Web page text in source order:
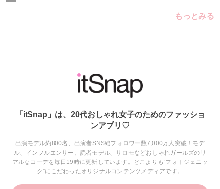
もっとみる
「itSnap」は、20代おしゃれ女子のためのファッショ
ンアプリ♡
出演モデル約800名、出演者SNS総フォロワー数7,000万人突破！モデ
ル、インフルエンサー、読者モデル、サロモなどおしゃれガールズのリ
アルなコーデを毎日19時に更新しています。どこよりも“フォトジェニッ
ク”にこだわったオリジナルコンテンツメディアです。